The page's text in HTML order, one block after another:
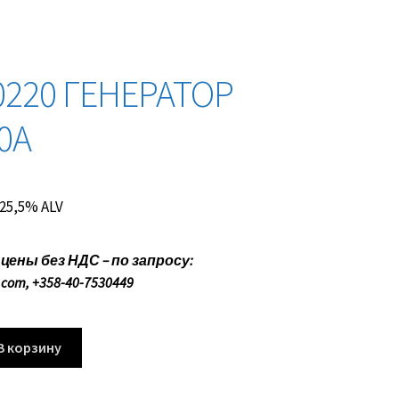
ГЕНЕРАТОР
ALV
без НДС – по запросу:
+358-40-7530449
корзину